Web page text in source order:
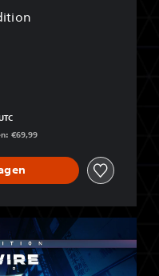
dem Originalpreis von
€69,99